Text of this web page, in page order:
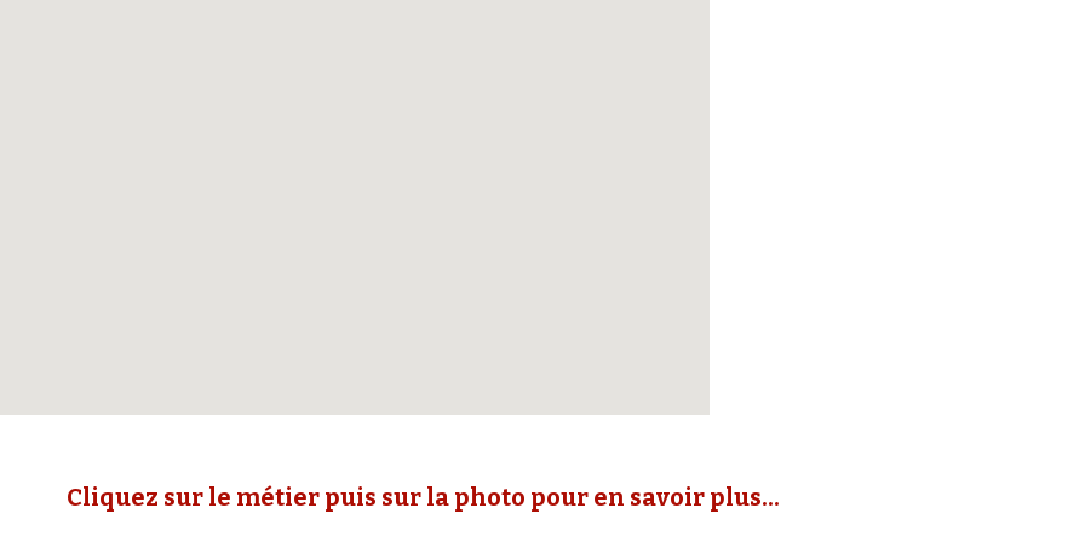
Cliquez sur le métier puis sur la photo pour en savoir plus...
Report abuse